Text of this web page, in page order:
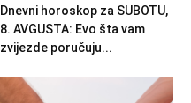
Dnevni horoskop za SUBOTU,
8. AVGUSTA: Evo šta vam
zvijezde poručuju...